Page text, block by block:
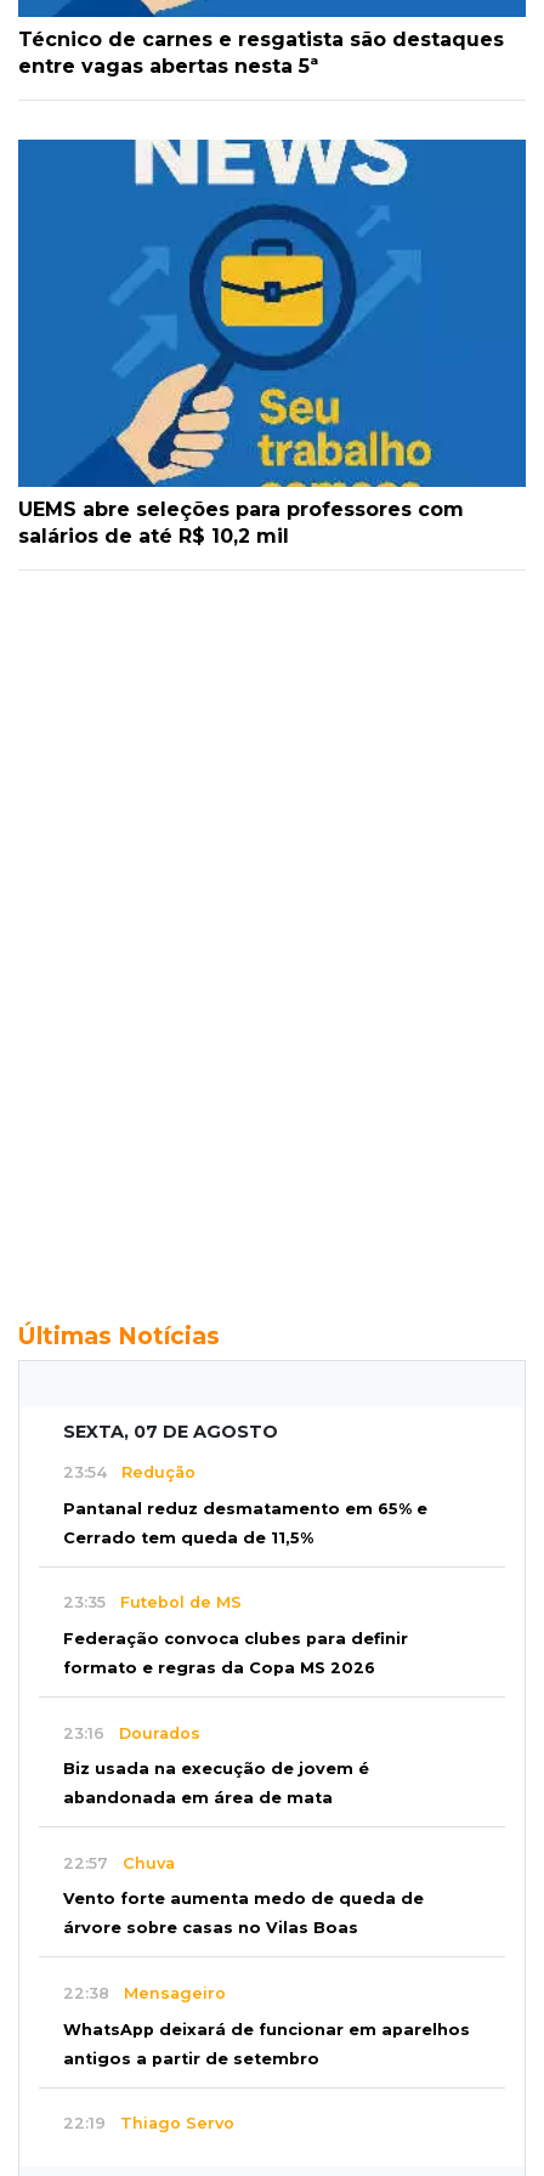
Técnico de carnes e resgatista são destaques
entre vagas abertas nesta 5ª
UEMS abre seleções para professores com
salários de até R$ 10,2 mil
Últimas Notícias
SEXTA, 07 DE AGOSTO
23:54 Redução
Pantanal reduz desmatamento em 65% e
Cerrado tem queda de 11,5%
23:35 Futebol de MS
Federação convoca clubes para definir
formato e regras da Copa MS 2026
23:16 Dourados
Biz usada na execução de jovem é
abandonada em área de mata
22:57 Chuva
Vento forte aumenta medo de queda de
árvore sobre casas no Vilas Boas
22:38 Mensageiro
WhatsApp deixará de funcionar em aparelhos
antigos a partir de setembro
22:19 Thiago Servo